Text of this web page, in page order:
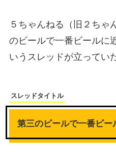
５ちゃんねる（旧２ちゃ
のビールで一番ビールに
いうスレッドが立ってい
スレッドタイトル
第三のビールで一番ビー